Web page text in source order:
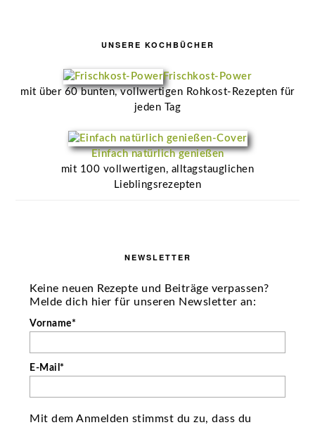
UNSERE KOCHBÜCHER
Frischkost-Power
mit über 60 bunten, vollwertigen Rohkost-Rezepten für
jeden Tag
Einfach natürlich genießen
mit 100 vollwertigen, alltagstauglichen
Lieblingsrezepten
NEWSLETTER
Keine neuen Rezepte und Beiträge verpassen?
Melde dich hier für unseren Newsletter an:
Vorname*
E-Mail*
Mit dem Anmelden stimmst du zu, dass du